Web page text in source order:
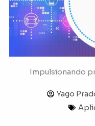
Impulsionando
Yago